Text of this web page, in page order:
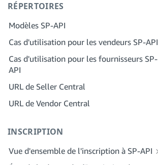
Étape 6 : Configurez le workflow
production
Étape 8 : Appelez le SP-API en
production
Étape 9 : Testez votre application
Étape 10 : Répertoriez votre application
de votre entreprise
Étape 5 : Demander des rôles Seller
Central
Étape 6 : Invitez des employés à
rejoindre votre compte
Étape 7 : Entrez en contact avec les
RÉPERTOIRES
Modèles SP-API
Cas d'utilisation pour les vendeurs SP-API
Cas d'utilisation pour les fournisseurs SP-
API
URL de Seller Central
URL de Vendor Central
INSCRIPTION
Vue d'ensemble de l'inscription à SP-API